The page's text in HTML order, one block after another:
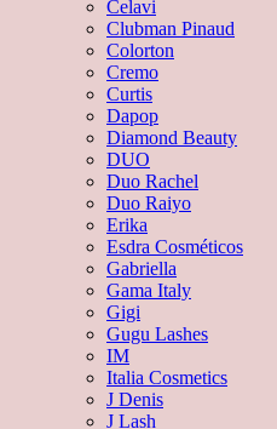
Celavi
Clubman Pinaud
Colorton
Cremo
Curtis
Dapop
Diamond Beauty
DUO
Duo Rachel
Duo Raiyo
Erika
Esdra Cosméticos
Gabriella
Gama Italy
Gigi
Gugu Lashes
IM
Italia Cosmetics
J Denis
J Lash